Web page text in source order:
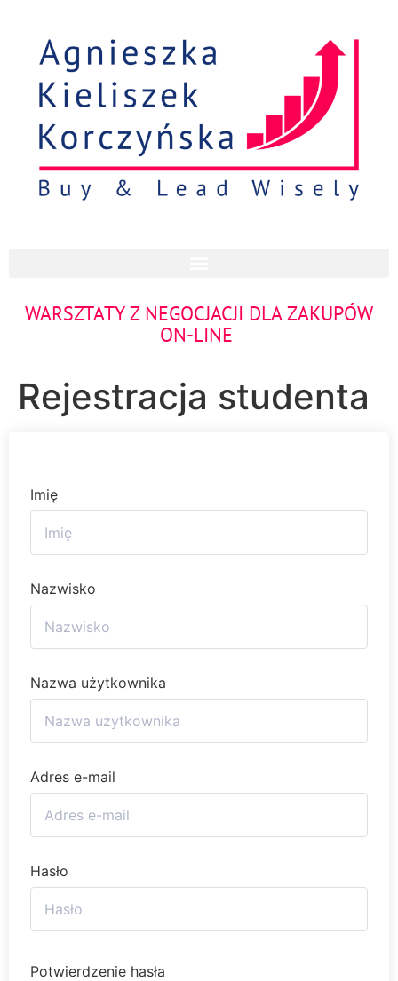
WARSZTATY Z NEGOCJACJI DLA ZAKUPÓW
ON-LINE
Rejestracja studenta
Imię
Nazwisko
Nazwa użytkownika
Adres e-mail
Hasło
Potwierdzenie hasła